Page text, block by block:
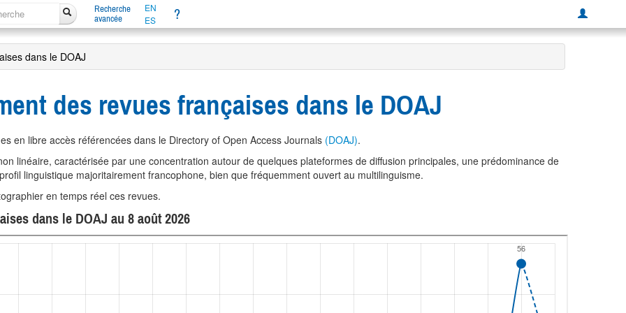
Recherche
avancée
EN
ES
?
dans le DOAJ
des revues françaises dans le DOAJ
en libre accès référencées dans le Directory of Open Access Journals (DOAJ).
linéaire, caractérisée par une concentration autour de quelques plateformes de diffusion principales, une prédominance de
linguistique majoritairement francophone, bien que fréquemment ouvert au multilinguisme.
en temps réel ces revues.
dans le DOAJ au 8 août 2026